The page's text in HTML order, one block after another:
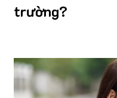
trường?